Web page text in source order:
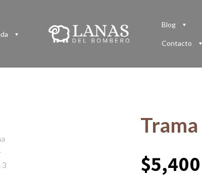
Blog
Contacto
$5,400